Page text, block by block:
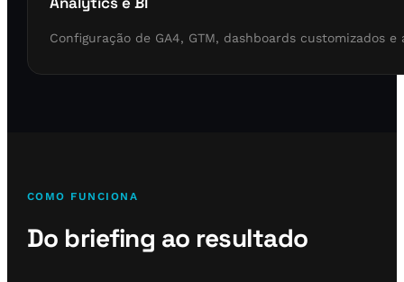
Configuração de GA4, GTM, dashboards customizados
COMO FUNCIONA
Do briefing ao resultado